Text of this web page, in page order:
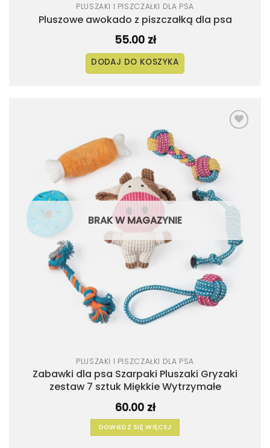
PLUSZAKI I PISZCZAŁKI DLA PSA
Pluszowe awokado z piszczałką dla psa
55.00 zł
DODAJ DO KOSZYKA
BRAK W MAGAZYNIE
PLUSZAKI I PISZCZAŁKI DLA PSA
Zabawki dla psa Szarpaki Pluszaki Gryzaki
zestaw 7 sztuk Miękkie Wytrzymałe
60.00 zł
DOWIEDZ SIĘ WIĘCEJ